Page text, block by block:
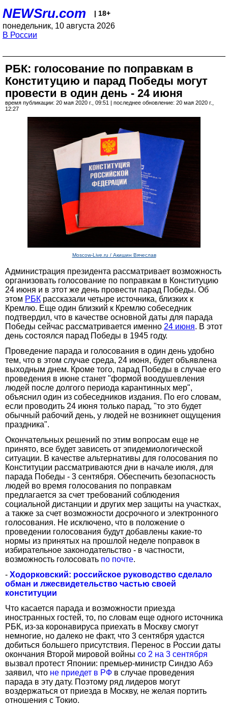
NEWSru.com | 18+
понедельник, 10 августа 2026
В России
РБК: голосование по поправкам в
Конституцию и парад Победы могут
провести в один день - 24 июня
время публикации: 20 мая 2020 г., 09:51 | последнее обновление: 20 мая 2020 г.,
12:27
Moscow-Live.ru / Акишин Вячеслав
Администрация президента рассматривает возможность
организовать голосование по поправкам в Конституцию
24 июня и в этот же день провести парад Победы. Об
этом РБК рассказали четыре источника, близких к
Кремлю. Еще один близкий к Кремлю собеседник
подтвердил, что в качестве основной даты для парада
Победы сейчас рассматривается именно 24 июня. В этот
день состоялся парад Победы в 1945 году.
Проведение парада и голосования в один день удобно
тем, что в этом случае среда, 24 июня, будет объявлена
выходным днем. Кроме того, парад Победы в случае его
проведения в июне станет "формой воодушевления
людей после долгого периода карантинных мер",
объяснил один из собеседников издания. По его словам,
если проводить 24 июня только парад, "то это будет
обычный рабочий день, у людей не возникнет ощущения
праздника".
Окончательных решений по этим вопросам еще не
принято, все будет зависеть от эпидемиологической
ситуации. В качестве альтернативы для голосования по
Конституции рассматриваются дни в начале июля, для
парада Победы - 3 сентября. Обеспечить безопасность
людей во время голосования по поправкам
предлагается за счет требований соблюдения
социальной дистанции и других мер защиты на участках,
а также за счет возможности досрочного и электронного
голосования. Не исключено, что в положение о
проведении голосования будут добавлены какие-то
нормы из принятых на прошлой неделе поправок в
избирательное законодательство - в частности,
возможность голосовать по почте.
- Ходорковский: российское руководство сделало
обман и лжесвидетельство частью своей
конституции
Что касается парада и возможности приезда
иностранных гостей, то, по словам еще одного источника
РБК, из-за коронавируса приехать в Москву смогут
немногие, но далеко не факт, что 3 сентября удастся
добиться большего присутствия. Перенос в России даты
окончания Второй мировой войны со 2 на 3 сентября
вызвал протест Японии: премьер-министр Синдзо Абэ
заявил, что не приедет в РФ в случае проведения
парада в эту дату. Поэтому ряд лидеров могут
воздержаться от приезда в Москву, не желая портить
отношения с Токио.